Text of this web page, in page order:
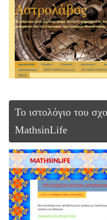
To ιστολόγιο του
MathsinLife